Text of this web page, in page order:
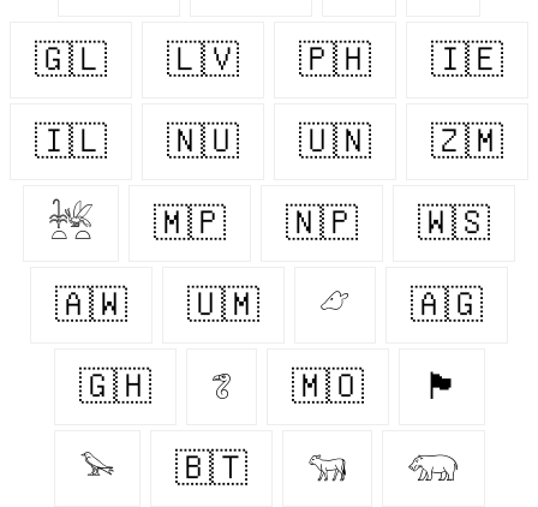
🇬🇱 🇱🇻 🇵🇭 🇮🇪
🇮🇱 🇳🇺 🇺🇳 🇿🇲
𓆥 🇲🇵 🇳🇵 🇼🇸
🇦🇼 🇺🇲 𓃿 🇦🇬
🇬🇭 𓆂 🇲🇴 🏴󠁧󠁢󠁥󠁮󠁧󠁿
𓅩 🇧🇹 𓃔 𓃯